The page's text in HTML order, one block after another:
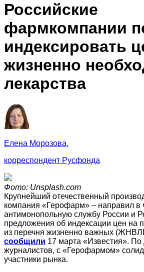
Российские
фармкомпании
индексировать
жизненно
лекарства
Елена Морозова,
корреспондент Русфонда
Фото: Unsplash.com
Крупнейший отечественный
компания «Герофарм» – направил
антимонопольную службу России и
предложения об индексации цен на
из перечня жизненно важных
сообщили 17 марта «Известия».
журналистов, с «Герофармом»
участники рынка.